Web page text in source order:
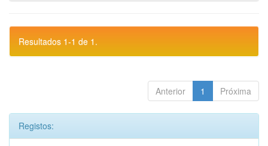
Resultados 1-1 de 1.
Anterior 1 Próxima
Registos: